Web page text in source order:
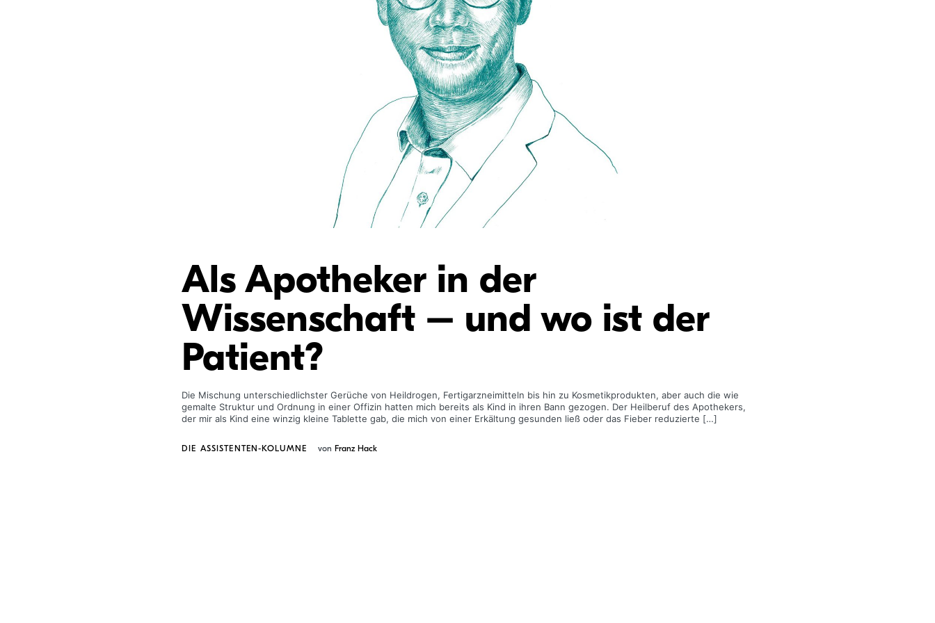
Als Apotheker in der
Wissenschaft – und wo ist der
Patient?
Die Mischung unterschiedlichster Gerüche von Heildrogen, Fertigarzneimitteln bis hin zu Kosmetikprodukten, aber auch die wie
gemalte Struktur und Ordnung in einer Offizin hatten mich bereits als Kind in ihren Bann gezogen. Der Heilberuf des Apothekers,
der mir als Kind eine winzig kleine Tablette gab, die mich von einer Erkältung gesunden ließ oder das Fieber reduzierte […]
DIE ASSISTENTEN-KOLUMNE von Franz Hack